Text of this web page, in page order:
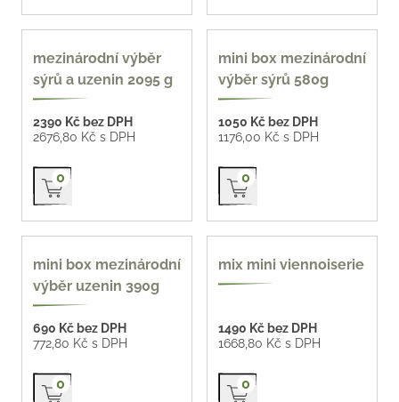
mezinárodní výběr
sýrů a uzenin 2095 g
2390 Kč bez DPH
2676,80 Kč s DPH
Přidat do košíku
0
mini box mezinárodní
výběr sýrů 580g
1050 Kč bez DPH
1176,00 Kč s DPH
Přidat do košíku
0
mini box mezinárodní
výběr uzenin 390g
690 Kč bez DPH
772,80 Kč s DPH
Přidat do košíku
0
z naší pekárny 66 Kč /
mix mini viennoiserie
1490 Kč bez DPH
1668,80 Kč s DPH
Přidat do košíku
0